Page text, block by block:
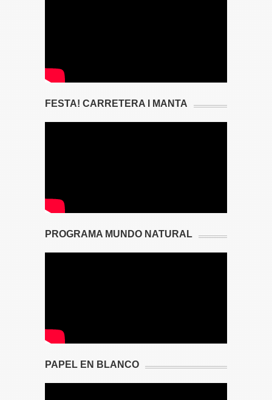
FESTA! CARRETERA I MANTA
PROGRAMA MUNDO NATURAL
PAPEL EN BLANCO